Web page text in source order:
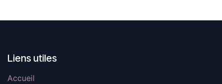
Liens utiles
Accueil